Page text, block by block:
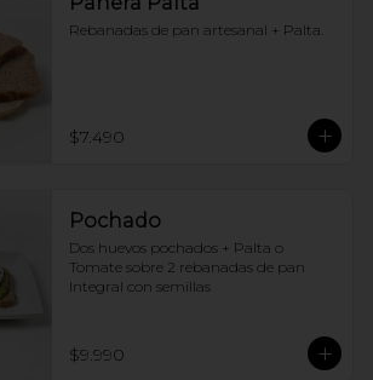
Rebanadas de pan artesanal + Palta.
$7.490
Pochado
Dos huevos pochados + Palta o
Tomate sobre 2 rebanadas de pan
Integral con semillas
$9.990